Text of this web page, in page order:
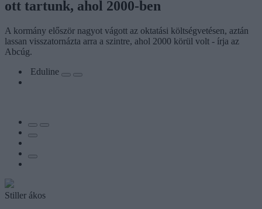
ott tartunk, ahol 2000-ben
A kormány először nagyot vágott az oktatási költségvetésen, aztán
lassan visszatornázta arra a szintre, ahol 2000 körül volt - írja az
Abcúg.
Eduline
Stiller ákos